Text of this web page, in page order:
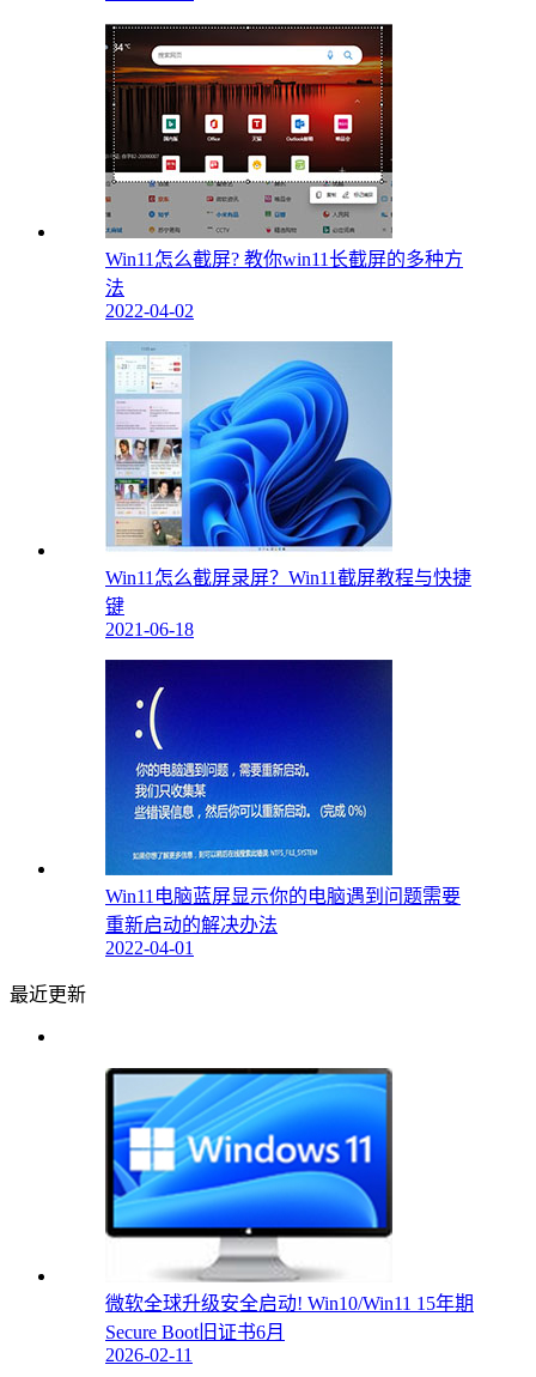
Win11怎么截屏? 教你win11长截屏的多种方
法
2022-04-02
Win11怎么截屏录屏？Win11截屏教程与快捷
键
2021-06-18
Win11电脑蓝屏显示你的电脑遇到问题需要
重新启动的解决办法
2022-04-01
最近更新
微软全球升级安全启动! Win10/Win11 15年期
Secure Boot旧证书6月
2026-02-11